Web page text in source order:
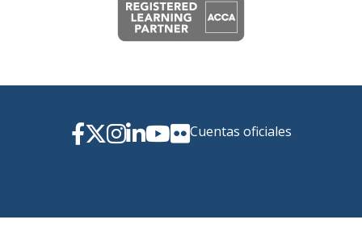
Cuentas oficiales